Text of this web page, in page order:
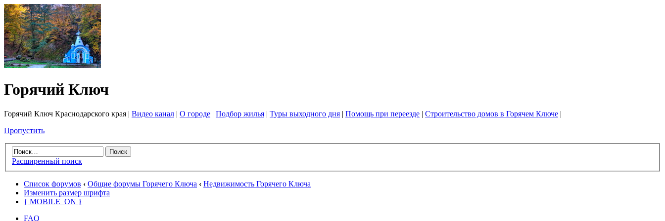
Горячий Ключ
Горячий Ключ Краснодарского края | Видео канал | О городе | Подбор жилья | Туры выходного дня | Помощь при переезде | Строительство домов в Горячем Ключе |
Пропустить
Расширенный поиск
Список форумов ‹ Общие форумы Горячего Ключа ‹ Недвижимость Горячего Ключа
Изменить размер шрифта
{ MOBILE_ON }
FAQ